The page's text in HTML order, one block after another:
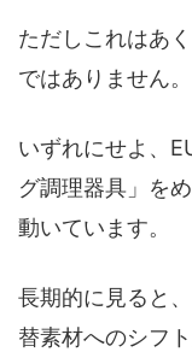
ただしこれはあ
ではありません。
いずれにせよ、
グ調理器具」を
動いています。
長期的に見ると
替素材へのシフ